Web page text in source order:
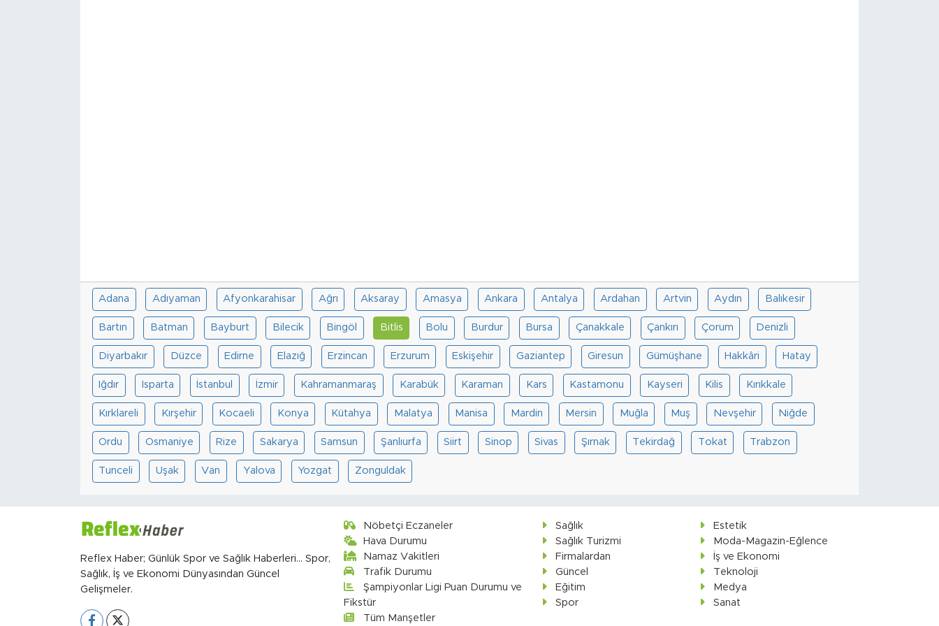
Adana Adıyaman Afyonkarahisar Ağrı Aksaray Amasya Ankara Antalya Ardahan Artvin Aydın Balıkesir
Bartın Batman Bayburt Bilecik Bingöl Bitlis Bolu Burdur Bursa Çanakkale Çankırı Çorum Denizli
Diyarbakır Düzce Edirne Elazığ Erzincan Erzurum Eskişehir Gaziantep Giresun Gümüşhane Hakkâri Hatay
Iğdır Isparta İstanbul İzmir Kahramanmaraş Karabük Karaman Kars Kastamonu Kayseri Kilis Kırıkkale
Kırklareli Kırşehir Kocaeli Konya Kütahya Malatya Manisa Mardin Mersin Muğla Muş Nevşehir Niğde
Ordu Osmaniye Rize Sakarya Samsun Şanlıurfa Siirt Sinop Sivas Şırnak Tekirdağ Tokat Trabzon
Tunceli Uşak Van Yalova Yozgat Zonguldak
Reflex Haber; Günlük Spor ve Sağlık Haberleri... Spor,
Sağlık, İş ve Ekonomi Dünyasından Güncel
Gelişmeler.
Nöbetçi Eczaneler
Hava Durumu
Namaz Vakitleri
Trafik Durumu
Şampiyonlar Ligi Puan Durumu ve
Fikstür
Tüm Manşetler
Sağlık
Estetik
Sağlık Turizmi
Moda-Magazin-Eğlence
Firmalardan
İş ve Ekonomi
Güncel
Teknoloji
Eğitim
Medya
Spor
Sanat